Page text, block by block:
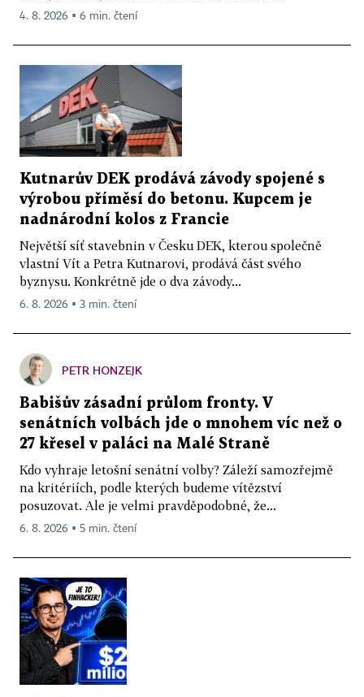
4. 8. 2026 ▪ 6 min. čtení
Kutnarův DEK prodává závody spojené s
výrobou příměsí do betonu. Kupcem je
nadnárodní kolos z Francie
Největší síť stavebnin v Česku DEK, kterou společně
vlastní Vít a Petra Kutnarovi, prodává část svého
byznysu. Konkrétně jde o dva závody...
6. 8. 2026 ▪ 3 min. čtení
PETR HONZEJK
Babišův zásadní průlom fronty. V
senátních volbách jde o mnohem víc než o
27 křesel v paláci na Malé Straně
Kdo vyhraje letošní senátní volby? Záleží samozřejmě
na kritériích, podle kterých budeme vítězství
posuzovat. Ale je velmi pravděpodobné, že...
6. 8. 2026 ▪ 5 min. čtení